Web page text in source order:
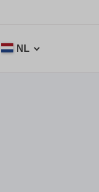
NL